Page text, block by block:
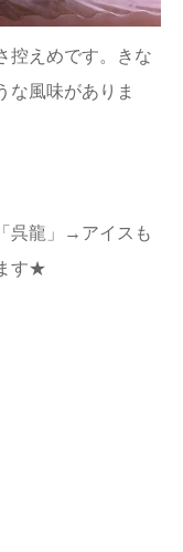
控えめです。きな
な風味がありま
呉龍」→アイスも
す★